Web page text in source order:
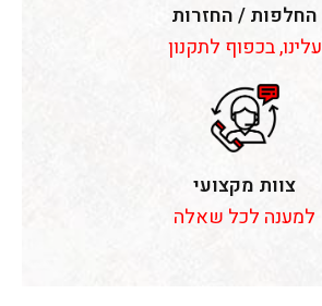
החלפות / החזרות
עלינו, בכפוף לתקנון
צוות מקצועי
למענה לכל שאלה